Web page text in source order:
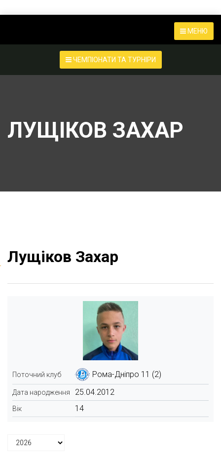
МЕНЮ
ЧЕМПІОНАТИ ТА ТУРНІРИ
ЛУЩІКОВ ЗАХАР
Лущіков Захар
Поточний клуб Рома-Дніпро 11 (2)
Дата народження 25.04.2012
Вік 14